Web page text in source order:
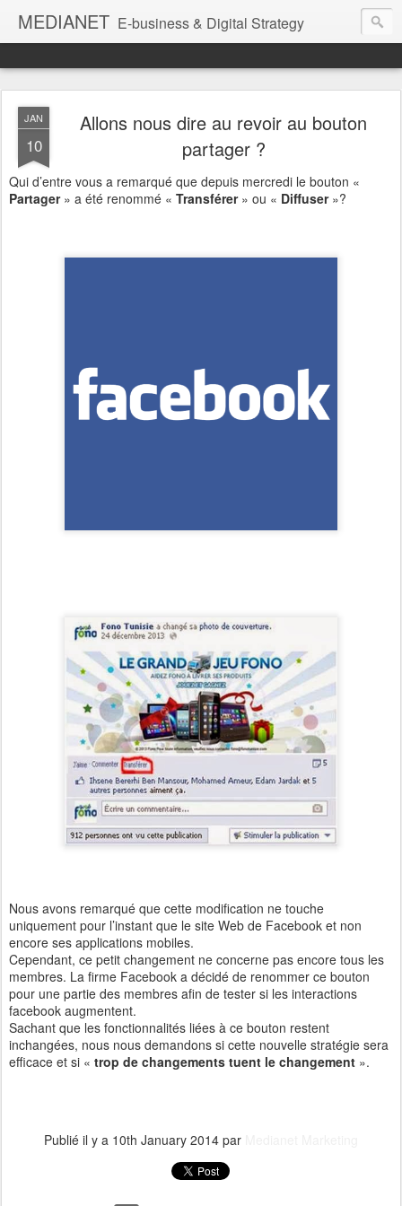
MEDIANET E-business & Digital Strategy
JAN
10
Allons nous dire au revoir au bouton
partager ?
Qui d’entre vous a remarqué que depuis mercredi le bouton «
Partager» a été renommé « Transférer» ou « Diffuser »?
Nous avons remarqué que cette modification ne touche
uniquement pour l’instant que le site Web de Facebook et non
encore ses applications mobiles.
Cependant, ce petit changement ne concerne pas encore tous les
membres. La firme Facebook a décidé de renommer ce bouton
pour une partie des membres afin de tester si les interactions
facebook augmentent.
Sachant que les fonctionnalités liées à ce bouton restent
inchangées, nous nous demandons si cette nouvelle stratégie sera
efficace et si « trop de changements tuent le changement ».
Publié il y a 10th January 2014 par